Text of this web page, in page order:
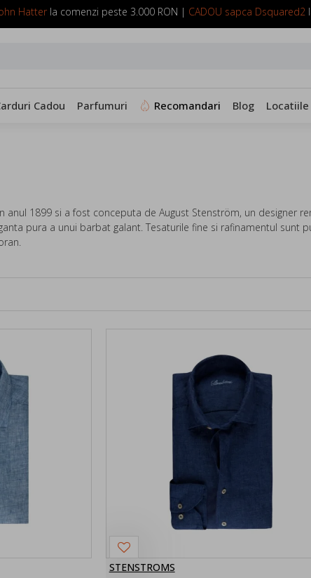
Hatterla comenzi peste 3.000 RON | CADOU sapca Dsquared2
SUNA ACUM: 0799 098 088
Cadou Parfumuri Recomandari Blog
anul 1899 si a fost conceputa de August Stenström, un designer
pura a unui barbat galant. Tesaturile fine si rafinamentul sunt
STENSTROMS